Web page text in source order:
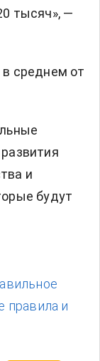
тысяч», —
среднем от
и
будут
правила и